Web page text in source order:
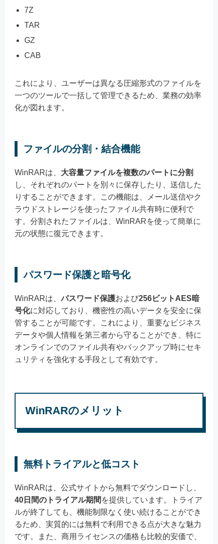
7Z
TAR
GZ
CAB
これにより、ユーザーは異なる圧縮形式のファイルを
一つのツールで一括して管理できるため、業務の効率
化が図れます。
ファイルの分割・結合機能
WinRARは、 大容量ファイルを複数のパートに分割
し、それぞれのパートを別々に保存したり、送信した
りすることができます。この機能は、メール送信やク
ラウドストレージを使ったファイル共有時に便利で
す。分割されたファイルは、WinRARを使って簡単に
元の状態に復元できます。
パスワード保護と暗号化
WinRARは、パスワード保護および256ビットAES暗
号化に対応しており、機密性の高いデータを安全に保
管することが可能です。これにより、重要なビジネス
データや個人情報を第三者から守ることができ、特に
オンラインでのファイル共有やバックアップ時にセキ
ュリティを強化する手段として有効です。
WinRARのメリット
無料トライアルと低コスト
WinRARは、公式サイトから無料でダウンロードし、
40日間のトライアル期間 を提供しています。トライア
ルが終了しても、機能制限なく使い続けることができ
るため、実質的には無料で利用できる点が大きな魅力
です。また、商用ライセンスの価格も比較的安価で、